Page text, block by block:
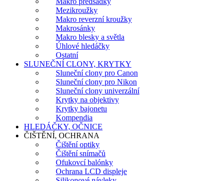
Mezikroužky
Makro reverzní kroužky
Makrosánky
Makro blesky a světla
Úhlové hledáčky
Ostatní
SLUNEČNÍ CLONY, KRYTKY
Sluneční clony pro Canon
Sluneční clony pro Nikon
Sluneční clony univerzální
Krytky na objektivy
Krytky bajonetu
Kompendia
HLEDÁČKY, OČNICE
ČIŠTĚNÍ, OCHRANA
Čištění optiky
Čištění snímačů
Ofukovcí balónky
Ochrana LCD displeje